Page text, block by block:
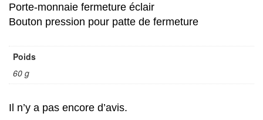
Porte-monnaie fermeture éclair
Bouton pression pour patte de fermeture
Poids
60 g
Il n’y a pas encore d’avis.